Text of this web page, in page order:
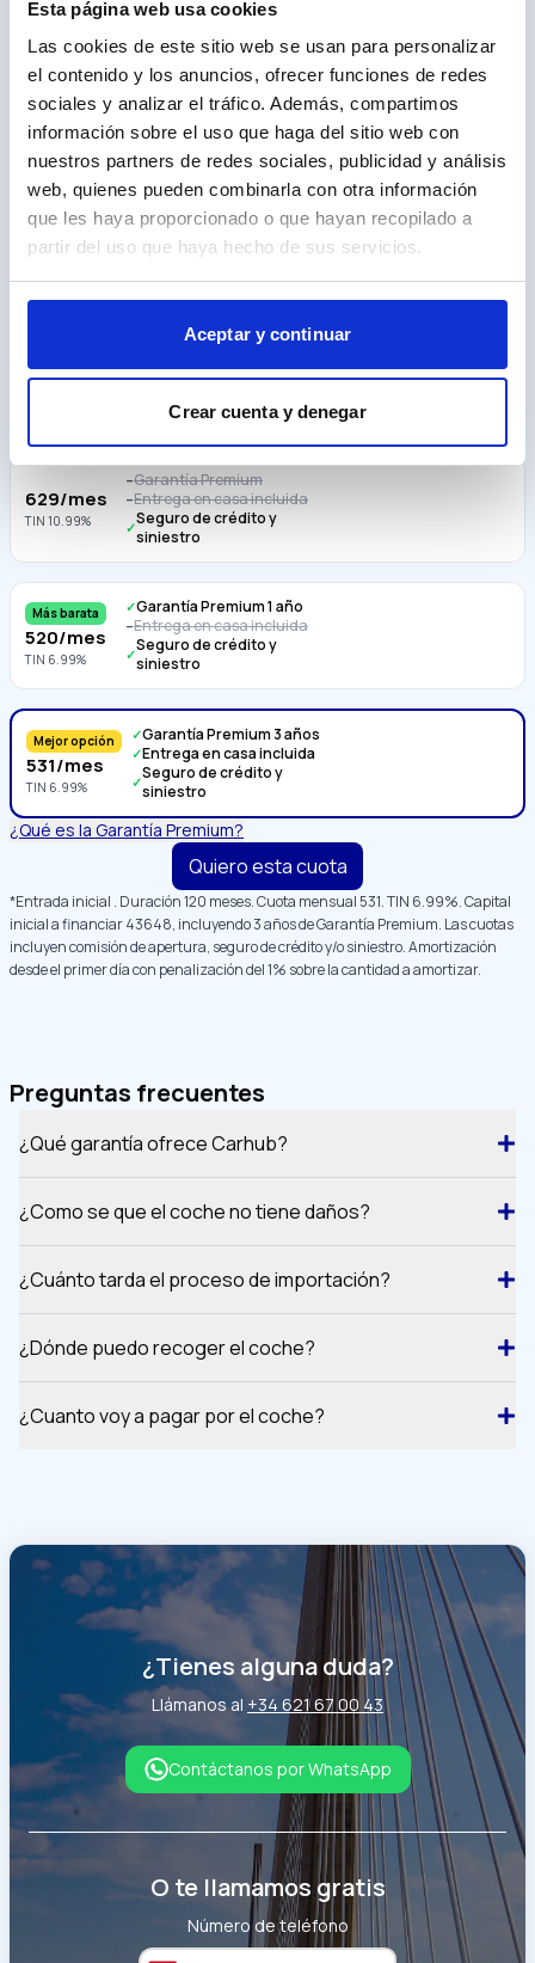
Esta página web usa cookies
Las cookies de este sitio web se usan para personalizar
el contenido y los anuncios, ofrecer funciones de redes
sociales y analizar el tráfico. Además, compartimos
información sobre el uso que haga del sitio web con
nuestros partners de redes sociales, publicidad y análisis
web, quienes pueden combinarla con otra información
que les haya proporcionado o que hayan recopilado a
partir del uso que haya hecho de sus servicios.
Aceptar y continuar
Crear cuenta y denegar
Multimedia 13
Accesorios8
Entrada
Plazo (meses)
60 84
Cuotas
629/mes
TIN 10.99%
–Garantía Premium
–Entrega en casa incluida
✓Seguro de crédito y
siniestro
Más barata
520/mes
TIN 6.99%
✓Garantía Premium 1 año
–Entrega en casa incluida
✓Seguro de crédito y
siniestro
Mejor opción
531/mes
TIN 6.99%
✓Garantía Premium 3 años
✓Entrega en casa incluida
✓Seguro de crédito y
siniestro
¿Qué es la Garantía Premium?
Quiero esta cuota
*Entrada inicial . Duración120 meses. Cuota mensual 531. TIN 6.99%. Capital
inicial a financiar43648, incluyendo 3 años de Garantía Premium. Las cuotas
incluyen comisión de apertura, seguro de crédito y/o siniestro. Amortización
desde el primer día con penalización del 1% sobre la cantidad a amortizar.
Preguntas frecuentes
¿Qué garantía ofrece Carhub?
¿Como se que el coche no tiene daños?
¿Cuánto tarda el proceso de importación?
¿Dónde puedo recoger el coche?
¿Cuanto voy a pagar por el coche?
¿Tienes alguna duda?
Llámanos al +34 621 67 00 43
Contáctanos por WhatsApp
O te llamamos gratis
Número de teléfono